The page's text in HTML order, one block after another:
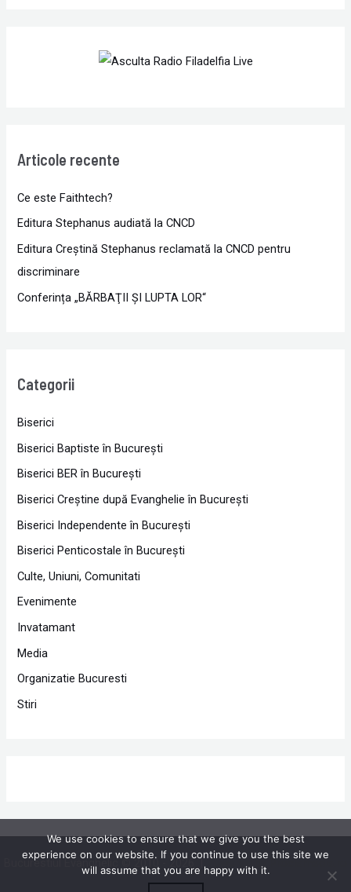
Articole recente
Ce este Faithtech?
Editura Stephanus audiată la CNCD
Editura Creștină Stephanus reclamată la CNCD pentru
discriminare
Conferința „BĂRBAŢII ŞI LUPTA LOR“
Categorii
Biserici
Biserici Baptiste în Bucureşti
Biserici BER în Bucureşti
Biserici Creştine după Evanghelie în Bucureşti
Biserici Independente în Bucureşti
Biserici Penticostale în Bucureşti
Culte, Uniuni, Comunitati
Evenimente
Invatamant
Media
Organizatie Bucuresti
Stiri
Bucurestiul Evanghelic © 2010 - 2026 |Powered by Proclamedia.ro
We use cookies to ensure that we give you the best
experience on our website. If you continue to use this site we
will assume that you are happy with it.